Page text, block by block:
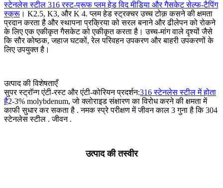
स्टेनलेस स्टील 316 रस्ट-प्रूफ प्लम हेड विद मीडिया और गैसकेट सेल्फ-टैपिंग
स्क्रू । K2.5, K3, और K 4. प्लम हेड स्ट्रक्चर उच्च टोक़ कसने की क्षमता
प्रदान करता है और स्थापना प्रक्रिया को सरल बनाने और ढीलेपन को रोकने
के लिए एक एकीकृत गैसकेट को एकीकृत करता है। उच्च-मांग वाले दृश्यों जैसे
कि सौर कोष्ठक, जहाज घटकों, रेल परिवहन उपकरण और बाहरी उपकरणों के
लिए उपयुक्त है।
उत्पाद की विशेषताएँ
सुपर स्ट्रॉन्ग एंटी-रस्ट और एंटी-कोरियन प्रदर्शन:316 स्टेनलेस स्टील में होता
है2-3% molybdenum, जो क्लोराइड संक्षारण का विरोध करने की क्षमता में
काफी सुधार कर सकता है . नमक स्प्रे परीक्षण में जीवन काल 3 गुना है कि 304
स्टेनलेस स्टील . जीवन .
उत्पाद की तस्वीर